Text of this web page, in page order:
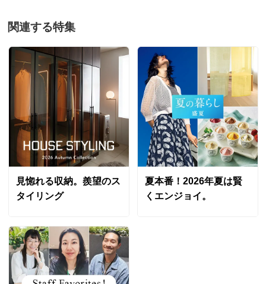
一見陶器のように見えてお料理映えますが、手に取ると
とても軽くて薄くて収納場所を取りません。
水をはじく素材のようなので、縁の高さがもう数ミリ高
ければ少しの水分で液ダレしなくなると思うのですが…
大きい方も検討中です。
2022/05/14
すべての口コミを見る
関連する特集
見惚れる収納。羨望のス
タイリング
夏本番！2026年夏は賢
くエンジョイ。